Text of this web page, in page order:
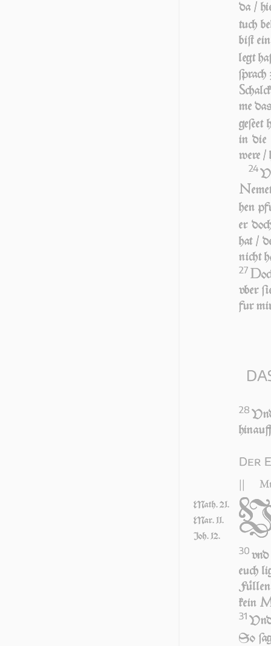
da /
tuch
biſt
legt
S
me
ge­ſeet
in die
we­re /
24
N
hen
er
hat /
nicht
27 D
vber
fur
28
Der
||
Math. 21.
Mar. 11.
Joh. 12.
30
euch
kein
31
So